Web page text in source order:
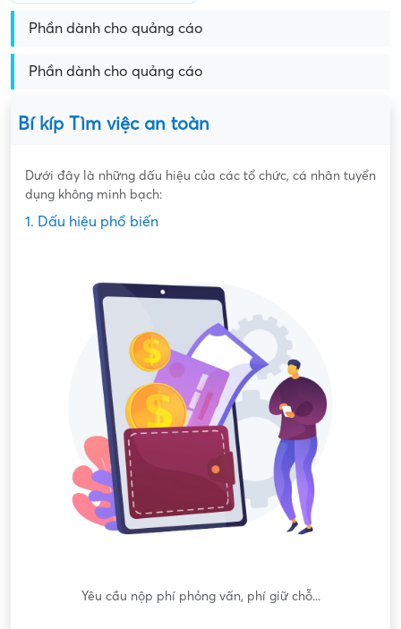
Phần dành cho quảng cáo
Phần dành cho quảng cáo
Bí kíp Tìm việc an toàn
Dưới đây là những dấu hiệu của các tổ chức, cá nhân tuyển
dụng không minh bạch:
1. Dấu hiệu phổ biến
Yêu cầu nộp phí phỏng vấn, phí giữ chỗ...